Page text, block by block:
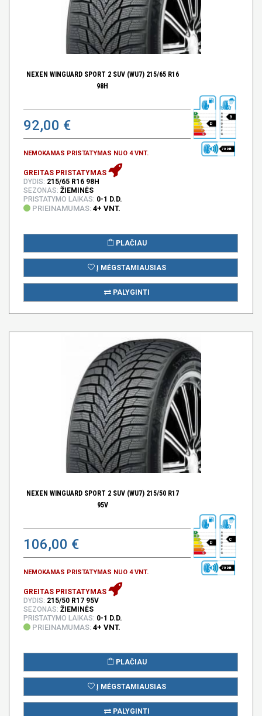
NEXEN WINGUARD SPORT 2 SUV (WU7) 215/65 R16
98H
92,00 €
NEMOKAMAS PRISTATYMAS NUO 4 VNT.
D
B
70 DB
GREITAS PRISTATYMAS
DYDIS: 215/65 R16 98H
SEZONAS: ŽIEMINĖS
PRISTATYMO LAIKAS: 0-1 D.D.
PRIEINAMUMAS: 4+ VNT.
PLAČIAU
Į MĖGSTAMIAUSIAS
PALYGINTI
NEXEN WINGUARD SPORT 2 SUV (WU7) 215/50 R17
95V
106,00 €
NEMOKAMAS PRISTATYMAS NUO 4 VNT.
D
C
70 DB
GREITAS PRISTATYMAS
DYDIS: 215/50 R17 95V
SEZONAS: ŽIEMINĖS
PRISTATYMO LAIKAS: 0-1 D.D.
PRIEINAMUMAS: 4+ VNT.
PLAČIAU
Į MĖGSTAMIAUSIAS
PALYGINTI